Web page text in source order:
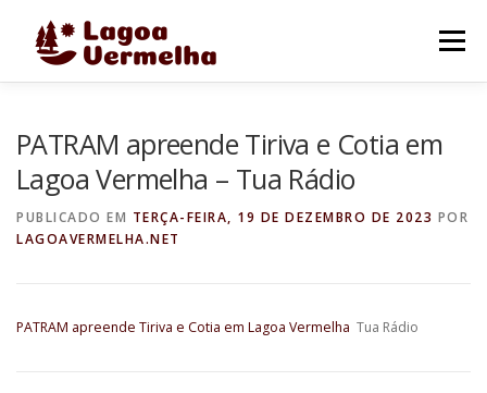
Menu
PATRAM apreende Tiriva e Cotia em
Lagoa Vermelha – Tua Rádio
PUBLICADO EM TERÇA-FEIRA, 19 DE DEZEMBRO DE 2023 POR
LAGOAVERMELHA.NET
PATRAM apreende Tiriva e Cotia em Lagoa Vermelha Tua Rádio